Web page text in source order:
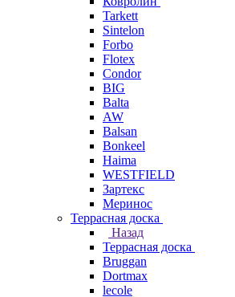
Tarkett
Sintelon
Forbo
Flotex
Condor
BIG
Balta
AW
Balsan
Bonkeel
Haima
WESTFIELD
Зартекс
Меринос
Террасная доска
Назад
Террасная доска
Bruggan
Dortmax
lecole